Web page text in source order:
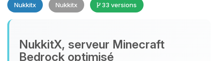
Nukkitx Nukkitx 33 versions
NukkitX, serveur Minecraft
Bedrock optimisé